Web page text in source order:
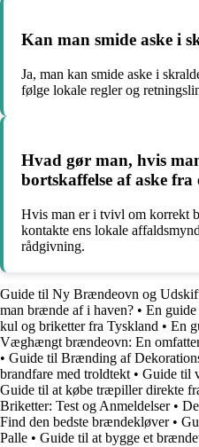
Kan man smide aske i
Ja, man kan smide aske i
følge lokale regler og
Hvad gør man, hvis
bortskaffelse af aske
Hvis man er i tvivl om korrekt
kontakte ens lokale
rådgivning.
Guide til Ny Brændeovn og
man brænde af i haven? • En
kul og briketter fra Tyskland • En
Væghængt brændeovn: En
• Guide til Brænding af
brandfare med troldtekt • Guide til
Guide til at købe træpiller direkte
Briketter: Test og Anmeldelser•
Find den bedste brændekløver•
Palle • Guide til at bygge et